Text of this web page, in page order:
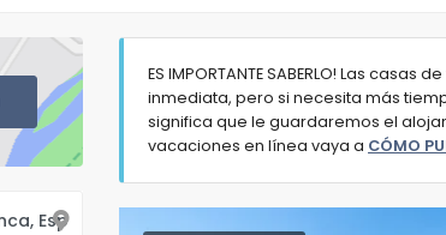
ES IMPORTANTE SABERLO! Las
inmediata, pero si necesita más
significa que le guardaremos el
vacaciones en línea vaya a CÓMO